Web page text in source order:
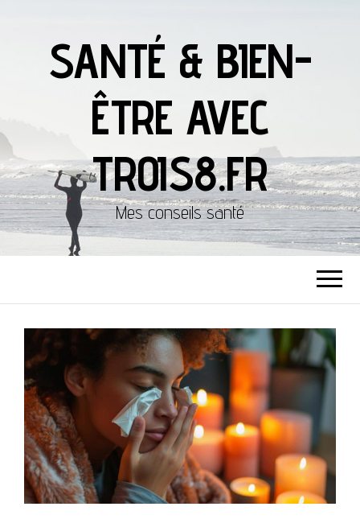
SANTÉ & BIEN-
ÊTRE AVEC
TROIS8.FR
Mes conseils santé